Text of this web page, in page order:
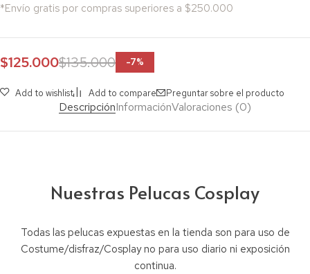
*Envío gratis por compras superiores a $250.000
$135.000
$125.000 -7%
Add to wishlist Add to compare Preguntar sobre el producto
DescripciónInformaciónValoraciones (0)
Nuestras Pelucas Cosplay
Todas las pelucas expuestas en la tienda son para uso de
Costume/disfraz/Cosplay no para uso diario ni exposición
continua.